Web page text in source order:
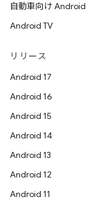
自動車向け Android
Android TV
リリース
Android 17
Android 16
Android 15
Android 14
Android 13
Android 12
Android 11